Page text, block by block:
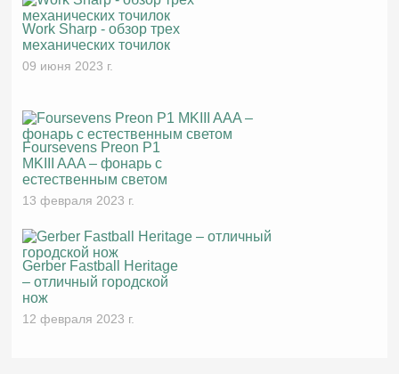
Work Sharp - обзор трех
механических точилок
09 июня 2023 г.
Foursevens Preon P1
MKIII AAA – фонарь с
естественным светом
13 февраля 2023 г.
Gerber Fastball Heritage
– отличный городской
нож
12 февраля 2023 г.